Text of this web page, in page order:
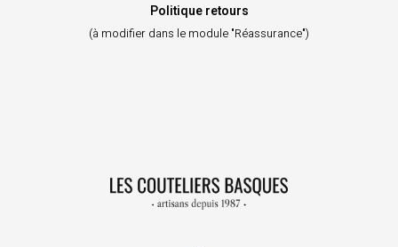
Politique retours
(à modifier dans le module "Réassurance")